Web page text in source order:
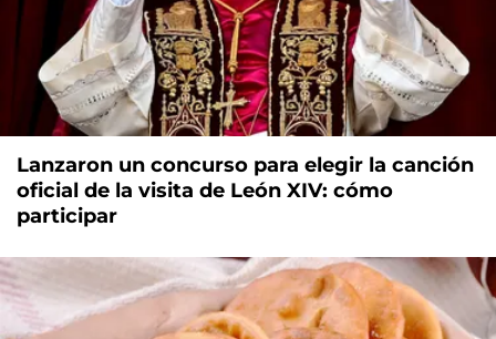
Lanzaron un concurso para elegir la canción
oficial de la visita de León XIV: cómo
participar